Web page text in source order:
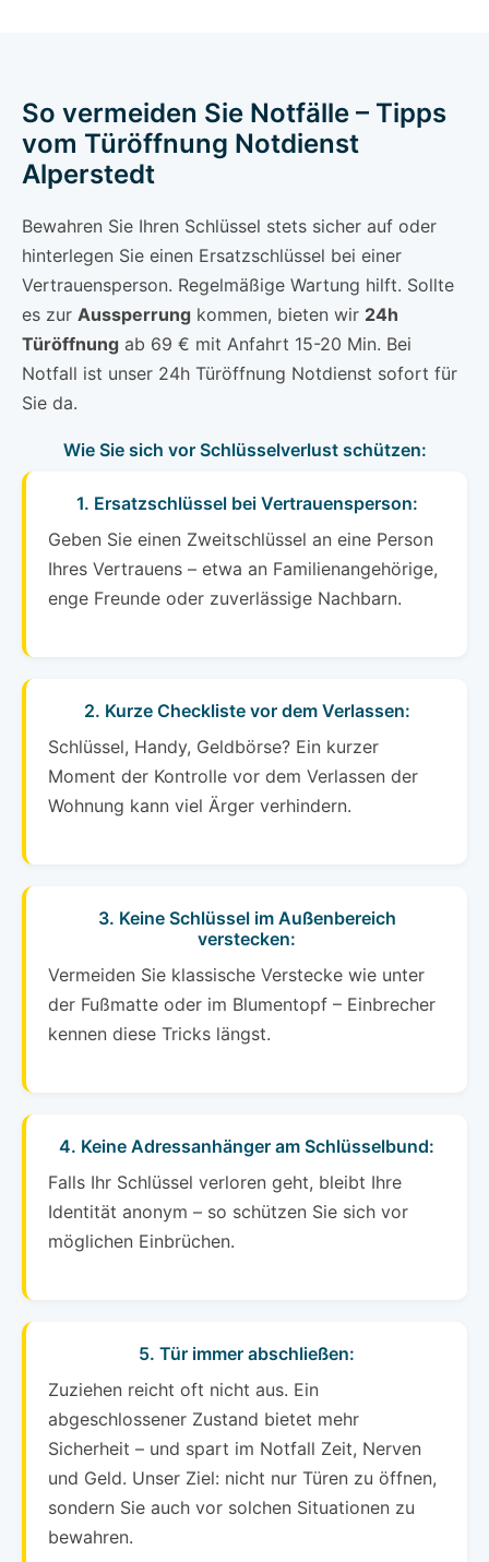
So vermeiden Sie Notfälle – Tipps
vom Türöffnung Notdienst
Alperstedt
Bewahren Sie Ihren Schlüssel stets sicher auf oder
hinterlegen Sie einen Ersatzschlüssel bei einer
Vertrauensperson. Regelmäßige Wartung hilft. Sollte
es zur Aussperrung kommen, bieten wir 24h
Türöffnung ab 69 € mit Anfahrt 15-20 Min. Bei
Notfall ist unser 24h Türöffnung Notdienst sofort für
Sie da.
Wie Sie sich vor Schlüsselverlust schützen:
1. Ersatzschlüssel bei Vertrauensperson:
Geben Sie einen Zweitschlüssel an eine Person
Ihres Vertrauens – etwa an Familienangehörige,
enge Freunde oder zuverlässige Nachbarn.
2. Kurze Checkliste vor dem Verlassen:
Schlüssel, Handy, Geldbörse? Ein kurzer
Moment der Kontrolle vor dem Verlassen der
Wohnung kann viel Ärger verhindern.
3. Keine Schlüssel im Außenbereich
verstecken:
Vermeiden Sie klassische Verstecke wie unter
der Fußmatte oder im Blumentopf – Einbrecher
kennen diese Tricks längst.
4. Keine Adressanhänger am Schlüsselbund:
Falls Ihr Schlüssel verloren geht, bleibt Ihre
Identität anonym – so schützen Sie sich vor
möglichen Einbrüchen.
5. Tür immer abschließen:
Zuziehen reicht oft nicht aus. Ein
abgeschlossener Zustand bietet mehr
Sicherheit – und spart im Notfall Zeit, Nerven
und Geld. Unser Ziel: nicht nur Türen zu öffnen,
sondern Sie auch vor solchen Situationen zu
bewahren.